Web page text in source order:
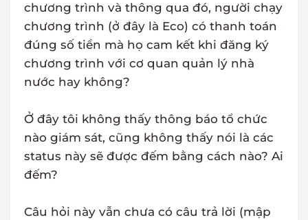
chương trình và thông qua đó, người chạy
chương trình (ở đây là Eco) có thanh toán
đúng số tiền mà họ cam kết khi đăng ký
chương trình với cơ quan quản lý nhà
nước hay không?
Ở đây tôi không thấy thông báo tổ chức
nào giám sát, cũng không thấy nói là các
status này sẽ được đếm bằng cách nào? Ai
đếm?
Câu hỏi này vẫn chưa có câu trả lời (mập